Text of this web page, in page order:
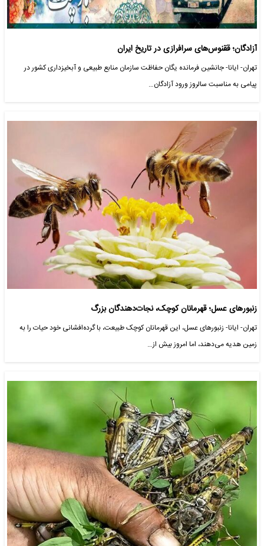
آزادگان؛ ققنوس‌های سرافرازی در تاریخ ایران
تهران- ایانا- جانشین فرمانده یگان حفاظت سازمان منابع طبیعی و آبخیزداری کشور در
پیامی به مناسبت سالروز ورود آزادگان…
زنبورهای عسل؛ قهرمانان کوچک، نجات‌دهندگان بزرگ
تهران- ایانا- زنبورهای عسل، این قهرمانان کوچک طبیعت، با گرده‌افشانی خود حیات را به
زمین هدیه می‌دهند، اما امروز بیش از…